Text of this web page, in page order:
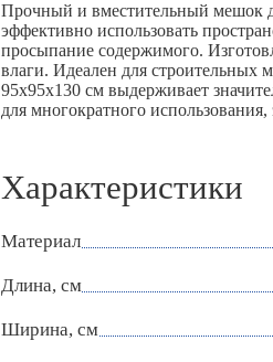
Прочный и вместительный мешок
эффективно использовать
просыпание содержимого.
влаги. Идеален для строительных
95х95х130 см выдерживает
для многократного
Характеристики
Материал
Длина, см
Ширина, см